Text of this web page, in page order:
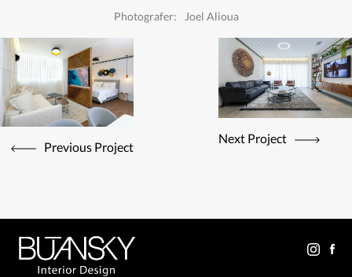
Photografer: Joel Alioua
Previous Project
Next Project